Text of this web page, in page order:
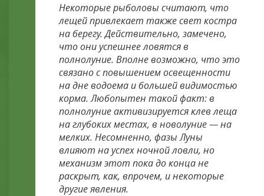
Некоторые рыболовы считают, что
лещей привлекает также свет костра
на берегу. Действительно, замечено,
что они успешнее ловятся в
полнолуние. Вполне возможно, что это
связано с повышением освещенности
на дне водоема и большей видимостью
корма. Любопытен такой факт: в
полнолуние активизируется клев леща
на глубоких местах, в новолуние — на
мелких. Несомненно, фазы Луны
влияют на успех ночной ловли, но
механизм этот пока до конца не
раскрыт, как, впрочем, и некоторые
другие явления.